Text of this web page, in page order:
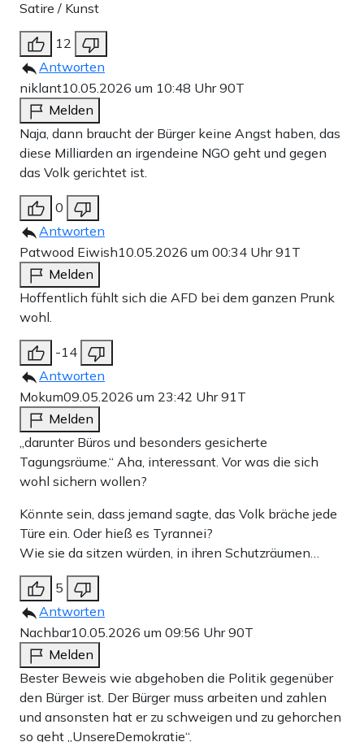
Satire / Kunst
12
Antworten
niklant10.05.2026 um 10:48 Uhr90T
Melden
Naja, dann braucht der Bürger keine Angst haben, das
diese Milliarden an irgendeine NGO geht und gegen
das Volk gerichtet ist.
0
Antworten
Patwood Eiwish10.05.2026 um 00:34 Uhr91T
Melden
Hoffentlich fühlt sich die AFD bei dem ganzen Prunk
wohl.
-14
Antworten
Mokum09.05.2026 um 23:42 Uhr91T
Melden
„darunter Büros und besonders gesicherte
Tagungsräume.“ Aha, interessant. Vor was die sich
wohl sichern wollen?
Könnte sein, dass jemand sagte, das Volk bräche jede
Türe ein. Oder hieß es Tyrannei?
Wie sie da sitzen würden, in ihren Schutzräumen…
5
Antworten
Nachbar10.05.2026 um 09:56 Uhr90T
Melden
Bester Beweis wie abgehoben die Politik gegenüber
den Bürger ist. Der Bürger muss arbeiten und zahlen
und ansonsten hat er zu schweigen und zu gehorchen
so geht „UnsereDemokratie“.